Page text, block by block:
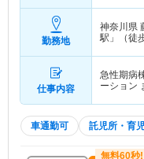
勤務地
神奈川県
駅」（徒
仕事内容
急性期病
ーション
車通勤可 託児所・育